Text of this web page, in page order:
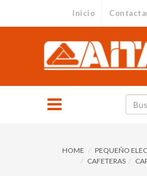
Inicio
HOME
PEQUEÑO
CAFETERAS